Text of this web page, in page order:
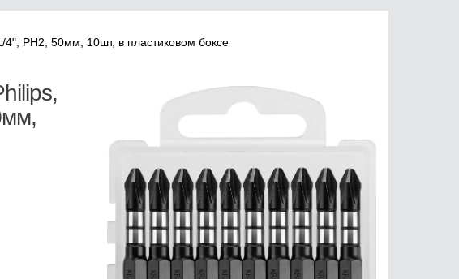
4", PH2, 50мм, 10шт, в пластиковом боксе